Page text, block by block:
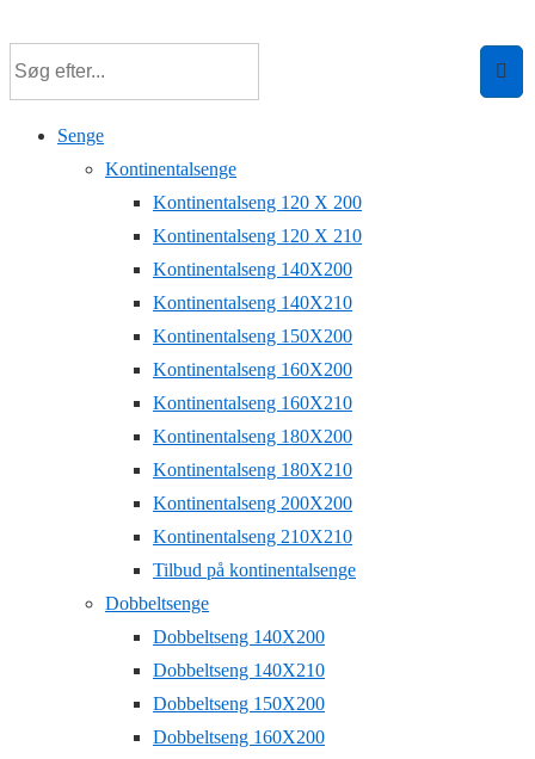
hovedindhold
Senge
Kontinentalsenge
Kontinentalseng 120 X 200
Kontinentalseng 120 X 210
Kontinentalseng 140X200
Kontinentalseng 140X210
Kontinentalseng 150X200
Kontinentalseng 160X200
Kontinentalseng 160X210
Kontinentalseng 180X200
Kontinentalseng 180X210
Kontinentalseng 200X200
Kontinentalseng 210X210
Tilbud på kontinentalsenge
Dobbeltsenge
Dobbeltseng 140X200
Dobbeltseng 140X210
Dobbeltseng 150X200
Dobbeltseng 160X200